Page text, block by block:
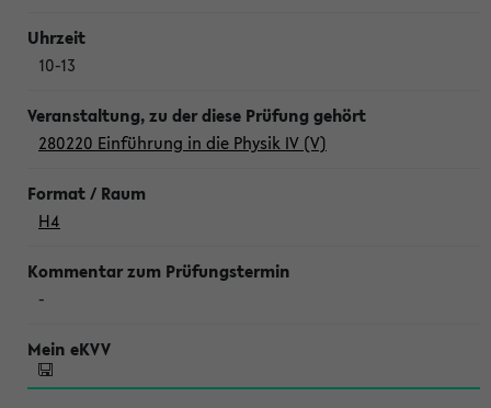
10-13
280220 Einführung in die Physik IV (V)
H4
-